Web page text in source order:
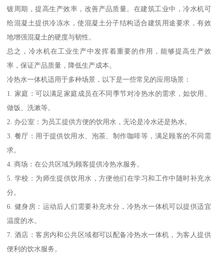
镀周期，提高生产效率，改善产品质量。在建筑工业中，冷水机可
给混凝土提供冷冻水，使混凝土分子结构适合建筑用途要求，有效
地增强混凝土的硬度与韧性。
总之，冷水机在工业生产中发挥着重要的作用，能够提高生产效
率，保证产品质量，降低生产成本。
冷热水一体机适用于多种场景，以下是一些常见的应用场景：
1. 家庭：可以满足家庭成员在不同季节对冷热水的需求，如饮用、
做饭、洗漱等。
2. 办公室：为员工提供方便的饮用水，无论是冷水还是热水。
3. 餐厅：用于提供饮用水、泡茶、制作咖啡等，满足顾客的不同需
求。
4. 商场：在公共区域为顾客提供冷热水服务。
5. 学校：为师生提供饮用水，方便他们在学习和工作中随时补充水
分。
6. 健身房：运动后人们需要补充水分，冷热水一体机可以提供适宜
温度的水。
7. 酒店：客房内和公共区域都可以配备冷热水一体机，为客人提供
便利的饮水服务。